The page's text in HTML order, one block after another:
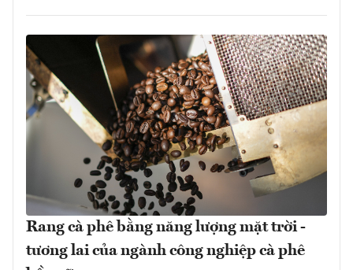
Rang cà phê bằng năng lượng mặt trời -
tương lai của ngành công nghiệp cà phê